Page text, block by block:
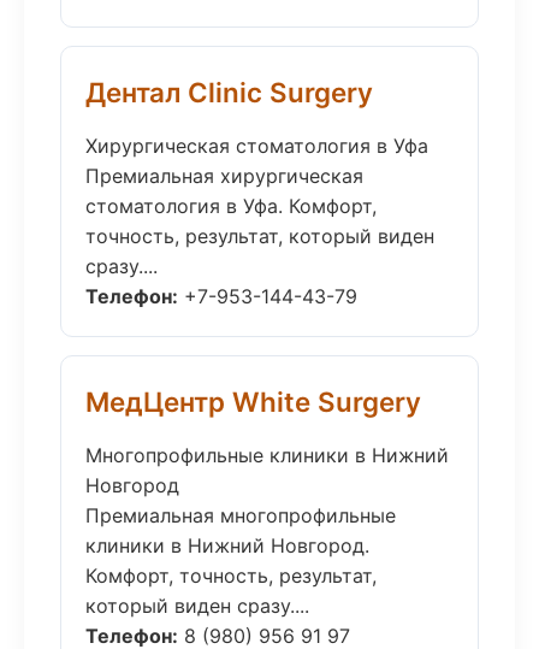
Дентал Clinic Surgery
Хирургическая стоматология в Уфа
Премиальная хирургическая
стоматология в Уфа. Комфорт,
точность, результат, который виден
сразу....
Телефон: +7-953-144-43-79
МедЦентр White Surgery
Многопрофильные клиники в Нижний
Новгород
Премиальная многопрофильные
клиники в Нижний Новгород.
Комфорт, точность, результат,
который виден сразу....
Телефон: 8 (980) 956 91 97